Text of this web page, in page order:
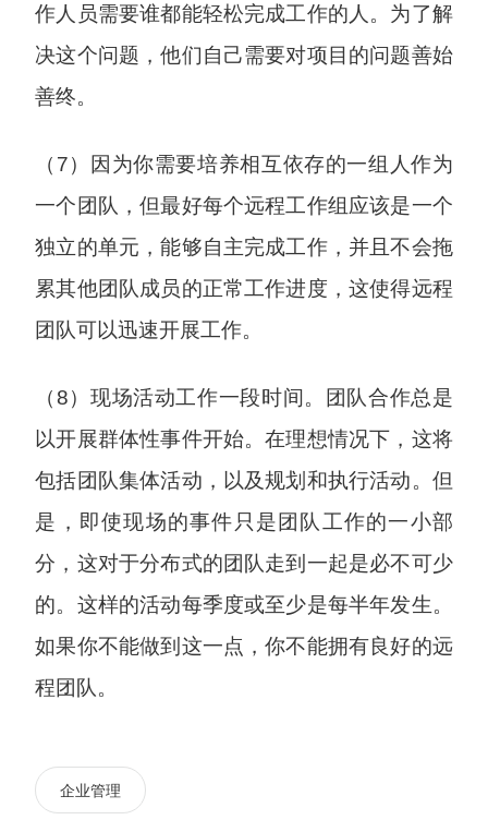
作人员需要谁都能轻松完成工作的人。为了解
决这个问题，他们自己需要对项目的问题善始
善终。
（7）因为你需要培养相互依存的一组人作为
一个团队，但最好每个远程工作组应该是一个
独立的单元，能够自主完成工作，并且不会拖
累其他团队成员的正常工作进度，这使得远程
团队可以迅速开展工作。
（8）现场活动工作一段时间。团队合作总是
以开展群体性事件开始。在理想情况下，这将
包括团队集体活动，以及规划和执行活动。但
是，即使现场的事件只是团队工作的一小部
分，这对于分布式的团队走到一起是必不可少
的。这样的活动每季度或至少是每半年发生。
如果你不能做到这一点，你不能拥有良好的远
程团队。
企业管理